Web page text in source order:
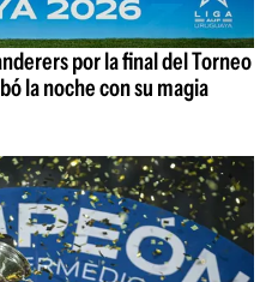
por la final del Torneo
la noche con su magia